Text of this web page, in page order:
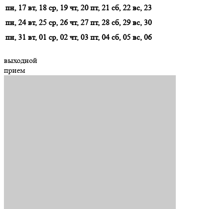
пн, 17 вт, 18 ср, 19 чт, 20 пт, 21 сб, 22 вс, 23
пн, 24 вт, 25 ср, 26 чт, 27 пт, 28 сб, 29 вс, 30
пн, 31 вт, 01 ср, 02 чт, 03 пт, 04 сб, 05 вс, 06
выходной
прием